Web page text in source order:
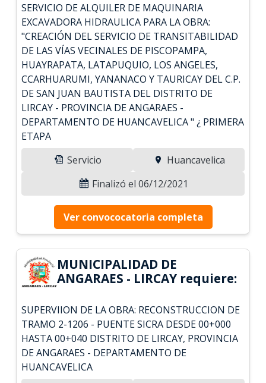
SERVICIO DE ALQUILER DE MAQUINARIA
EXCAVADORA HIDRAULICA PARA LA OBRA:
"CREACIÓN DEL SERVICIO DE TRANSITABILIDAD
DE LAS VÍAS VECINALES DE PISCOPAMPA,
HUAYRAPATA, LATAPUQUIO, LOS ANGELES,
CCARHUARUMI, YANANACO Y TAURICAY DEL C.P.
DE SAN JUAN BAUTISTA DEL DISTRITO DE
LIRCAY - PROVINCIA DE ANGARAES -
DEPARTAMENTO DE HUANCAVELICA " ¿ PRIMERA
ETAPA
Servicio
Huancavelica
Finalizó el 06/12/2021
Ver convococatoria completa
MUNICIPALIDAD DE
ANGARAES - LIRCAY requiere:
SUPERVIION DE LA OBRA: RECONSTRUCCION DE
TRAMO 2-1206 - PUENTE SICRA DESDE 00+000
HASTA 00+040 DISTRITO DE LIRCAY, PROVINCIA
DE ANGARAES - DEPARTAMENTO DE
HUANCAVELICA